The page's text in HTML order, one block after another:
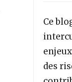
Ce
des